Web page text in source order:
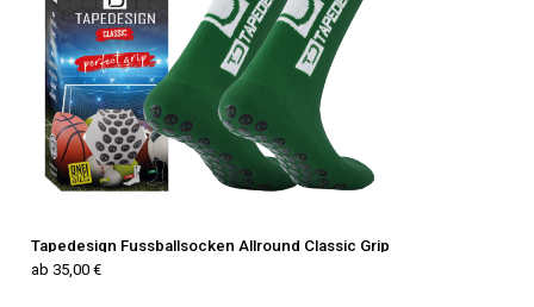
Tapedesign Fussballsocken Allround Classic Grip
ab 35,00 €